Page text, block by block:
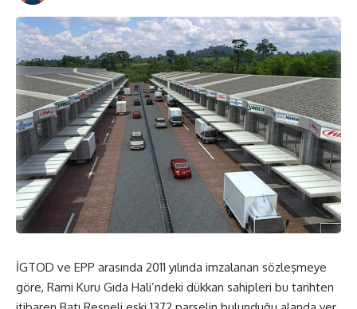
İGTOD ve EPP arasında 2011 yılında imzalanan sözleşmeye
göre, Rami Kuru Gıda Hali’ndeki dükkan sahipleri bu tarihten